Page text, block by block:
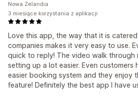
Love this app, the way that it is
companies makes it very easy to use.
quick to reply! The video walk through
setting up a lot easier. Even customers
easier booking system and they enjoy
feature! Definitely the best app I have
Nowa Zelandia
3 miesiące korzystania z aplikacji